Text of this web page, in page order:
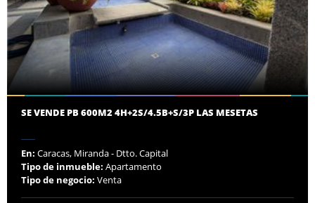
SE VENDE PB 600M2 4H+2S/4.5B+S/3P LAS MESETAS
En: Caracas, Miranda - Dtto. Capital
Tipo de inmueble: Apartamento
Tipo de negocio: Venta